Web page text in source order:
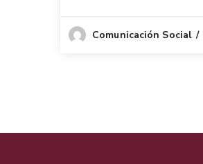
Comunicación Social